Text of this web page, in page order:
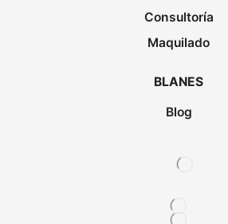
Consultoría
Maquilado
BLANES
Blog